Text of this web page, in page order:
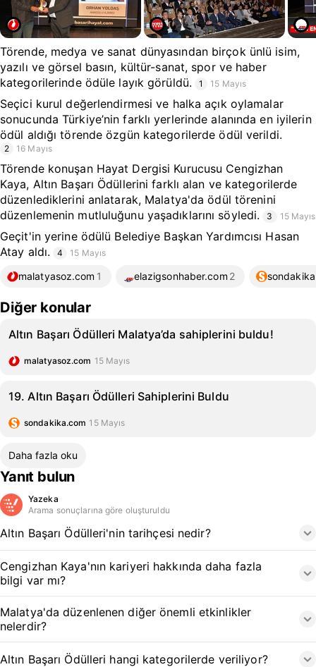
Törende, medya ve sanat dünyasından birçok ünlü isim,
yazılı ve görsel basın, kültür-sanat, spor ve haber
kategorilerinde ödüle layık görüldü.
1 15 Mayıs
Seçici kurul değerlendirmesi ve halka açık oylamalar
sonucunda Türkiye’nin farklı yerlerinde alanında en iyilerin
ödül aldığı törende özgün kategorilerde ödül verildi.
2 16 Mayıs
Törende konuşan Hayat Dergisi Kurucusu Cengizhan
Kaya, Altın Başarı Ödüllerini farklı alan ve kategorilerde
düzenlediklerini anlatarak, Malatya'da ödül törenini
düzenlemenin mutluluğunu yaşadıklarını söyledi.
3 15 Mayıs
Geçit'in yerine ödülü Belediye Başkan Yardımcısı Hasan
Atay aldı.
4 15 Mayıs
malatyasoz.com 1 elazigsonhaber.com 2
Diğer konular
Altın Başarı Ödülleri Malatya’da sahiplerini buldu!
malatyasoz.com 15 Mayıs
19. Altın Başarı Ödülleri Sahiplerini Buldu
sondakika.com 15 Mayıs
Daha fazla oku
Yanıt bulun
Yazeka
Arama sonuçlarına göre oluşturuldu
Altın Başarı Ödülleri'nin tarihçesi nedir?
Cengizhan Kaya'nın kariyeri hakkında daha fazla
bilgi var mı?
Malatya'da düzenlenen diğer önemli etkinlikler
nelerdir?
Altın Başarı Ödülleri hangi kategorilerde veriliyor?